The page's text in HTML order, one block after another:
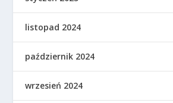
listopad 2024
październik 2024
wrzesień 2024